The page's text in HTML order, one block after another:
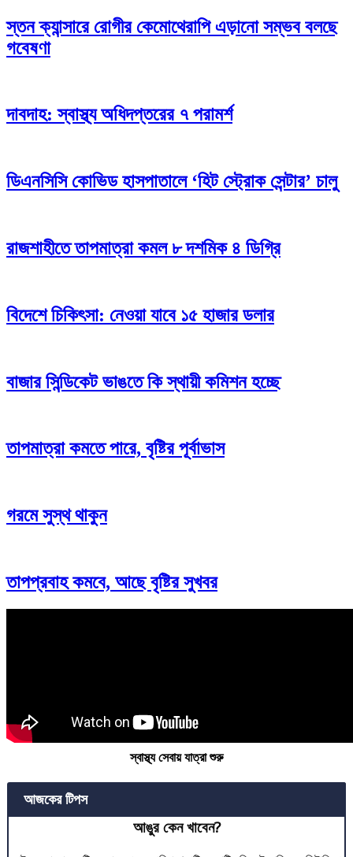
স্তন ক্যান্সারে রোগীর কেমোথেরাপি এড়ানো সম্ভব বলছে
গবেষণা
দাবদাহ: স্বাস্থ্য অধিদপ্তরের ৭ পরামর্শ
ডিএনসিসি কোভিড হাসপাতালে ‘হিট স্ট্রোক সেন্টার’ চালু
রাজশাহীতে তাপমাত্রা কমল ৮ দশমিক ৪ ডিগ্রি
বিদেশে চিকিৎসা: নেওয়া যাবে ১৫ হাজার ডলার
বাজার সিন্ডিকেট ভাঙতে কি স্থায়ী কমিশন হচ্ছে
তাপমাত্রা কমতে পারে, বৃষ্টির পূর্বাভাস
গরমে সুস্থ থাকুন
তাপপ্রবাহ কমবে, আছে বৃষ্টির সুখবর
স্বাস্থ্য সেবায় যাত্রা শুরু
আজকের টিপস
আঙুর কেন খাবেন?